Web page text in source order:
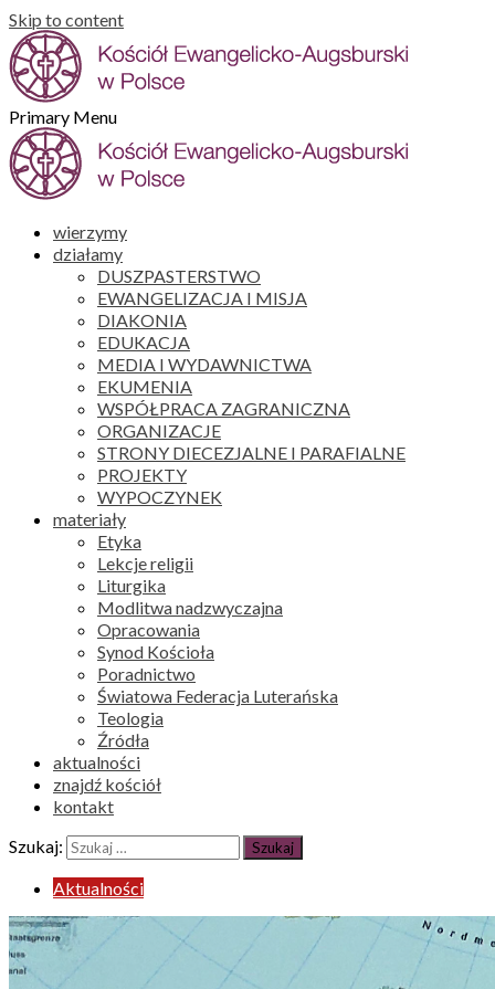
Skip to content
Primary Menu
wierzymy
działamy
DUSZPASTERSTWO
EWANGELIZACJA I MISJA
DIAKONIA
EDUKACJA
MEDIA I WYDAWNICTWA
EKUMENIA
WSPÓŁPRACA ZAGRANICZNA
ORGANIZACJE
STRONY DIECEZJALNE I PARAFIALNE
PROJEKTY
WYPOCZYNEK
materiały
Etyka
Lekcje religii
Liturgika
Modlitwa nadzwyczajna
Opracowania
Synod Kościoła
Poradnictwo
Światowa Federacja Luterańska
Teologia
Źródła
aktualności
znajdź kościół
kontakt
Szukaj:
Aktualności